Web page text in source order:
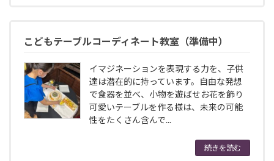
こどもテーブルコーディネート教室（準備中）
イマジネーションを表現する力を、子供
達は潜在的に持っています。自由な発想
で食器を並べ、小物を遊ばせお花を飾り
可愛いテーブルを作る様は、未来の可能
性をたくさん含んで...
続きを読む